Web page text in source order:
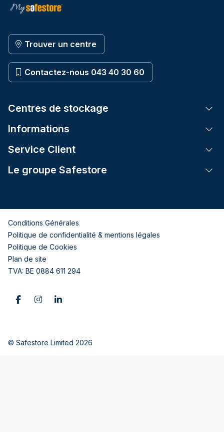
Trouver un centre
Contactez-nous 043 40 30 60
Centres de stockage
Informations
Service Client
Le groupe Safestore
Conditions Générales
Politique de confidentialité & mentions légales
Politique de Cookies
Plan de site
TVA: BE 0884 611 294
© Safestore Limited 2026